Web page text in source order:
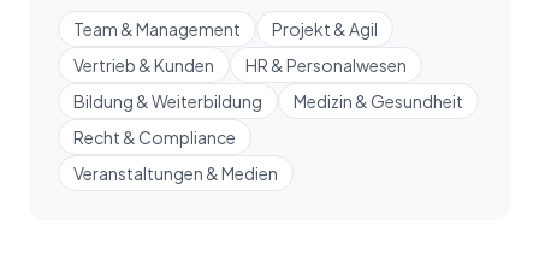
Team & Management
Projekt & Agil
Vertrieb & Kunden
HR & Personalwesen
Bildung & Weiterbildung
Medizin & Gesundheit
Recht & Compliance
Veranstaltungen & Medien